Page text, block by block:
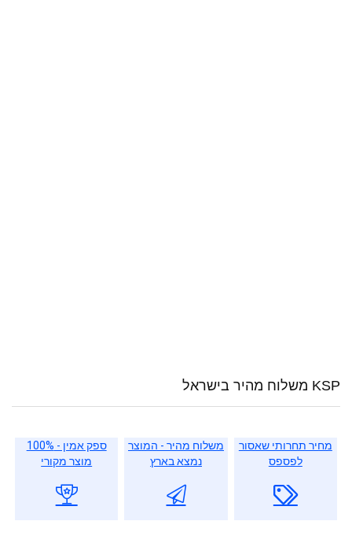
KSP משלוח מהיר בישראל
מחיר תחרותי שאסור
לפספס
משלוח מהיר - המוצר
נמצא בארץ
ספק אמין - 100%
מוצר מקורי